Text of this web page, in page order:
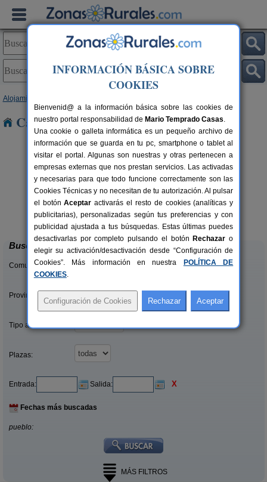
Alojamientos
Casas Rurales cerca de Val
4-8+1 pers.
desde30 €
Casa Uma
As Neves (Pontevedra)
Buscar
Comunidades:
Provincias/Islas:
Tipo alquiler:
Plazas:
Entrada: Salida: X
Fechas más buscadas
pueblo:
MÁS FILTROS
INFORMACIÓN BÁSICA SOBRE
COOKIES
Bienvenid@ a la información básica sobre las cookies de
nuestro portal responsabilidad de Mario Temprado Casas.
Una cookie o galleta informática es un pequeño archivo de
información que se guarda en tu pc, smartphone o tablet al
visitar el portal. Algunas son nuestras y otras pertenecen a
empresas externas que nos prestan servicios. Las activadas
y necesarias para que todo funcione correctamente son las
Cookies Técnicas y no necesitan de tu autorización. Al pulsar
el botónAceptar activarás el resto de cookies (analíticas y
publicitarias), personalizadas según tus preferencias y con
publicidad ajustada a tus búsquedas. Estas últimas puedes
desactivarlas por completo pulsando el botón Rechazar o
elegir su activación/desactivación desde “Configuración de
Cookies”. Más información en nuestra
POLÍTICA DE
COOKIES.